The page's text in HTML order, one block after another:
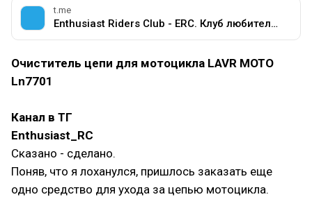
t.me
Enthusiast Riders Club - ERC. Клуб любителей мотоциклов разных марок.
Очиститель цепи для мотоцикла LAVR МОТО
Ln7701
Канал в ТГ
Enthusiast_RC
Сказано - сделано.
Поняв, что я лоханулся, пришлось заказать еще
одно средство для ухода за цепью мотоцикла.